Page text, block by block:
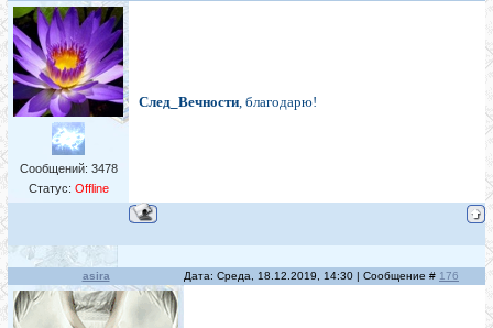
Сообщений: 3478
Статус: Offline
След_Вечности, благодарю!
asira Дата: Среда, 18.12.2019, 14:30 | Сообщение # 176